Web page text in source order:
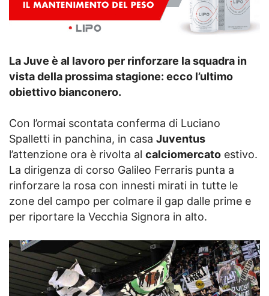
La Juve è al lavoro per rinforzare la squadra in
vista della prossima stagione: ecco l’ultimo
obiettivo bianconero.
Con l’ormai scontata conferma di Luciano
Spalletti in panchina, in casa Juventus
l’attenzione ora è rivolta al calciomercato estivo.
La dirigenza di corso Galileo Ferraris punta a
rinforzare la rosa con innesti mirati in tutte le
zone del campo per colmare il gap dalle prime e
per riportare la Vecchia Signora in alto.